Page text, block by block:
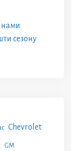
сезону
Chevrolet
GM